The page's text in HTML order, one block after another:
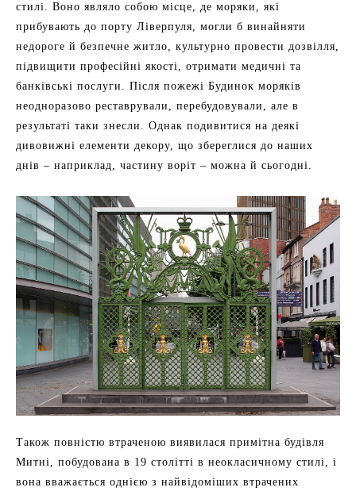
стилі. Воно являло собою місце, де моряки, які
прибувають до порту Ліверпуля, могли б винайняти
недороге й безпечне житло, культурно провести дозвілля,
підвищити професійні якості, отримати медичні та
банківські послуги. Після пожежі Будинок моряків
неодноразово реставрували, перебудовували, але в
результаті таки знесли. Однак подивитися на деякі
дивовижні елементи декору, що збереглися до наших
днів – наприклад, частину воріт – можна й сьогодні.
Також повністю втраченою виявилася примітна будівля
Митні, побудована в 19 столітті в неокласичному стилі, і
вона вважається однією з найвідоміших втрачених